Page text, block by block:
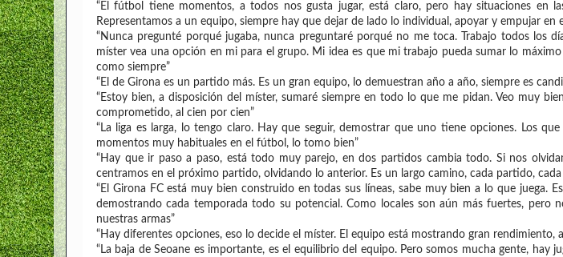
“El fútbol tiene momentos, a todos nos gusta jugar, está claro, pero hay situaciones en
Representamos a un equipo, siempre hay que dejar de lado lo individual, apoyar y empujar en
“Nunca pregunté porqué jugaba, nunca preguntaré porqué no me toca. Trabajo todos los
míster vea una opción en mi para el grupo. Mi idea es que mi trabajo pueda sumar lo
como siempre”
“El de Girona es un partido más. Es un gran equipo, lo demuestran año a año, siempre es
“Estoy bien, a disposición del míster, sumaré siempre en todo lo que me pidan. Veo muy
comprometido, al cien por cien”
“La liga es larga, lo tengo claro. Hay que seguir, demostrar que uno tiene opciones. Los
momentos muy habituales en el fútbol, lo tomo bien”
“Hay que ir paso a paso, está todo muy parejo, en dos partidos cambia todo. Si nos
centramos en el próximo partido, olvidando lo anterior. Es un largo camino, cada partido, cada
“El Girona FC está muy bien construido en todas sus líneas, sabe muy bien a lo que juega.
demostrando cada temporada todo su potencial. Como locales son aún más fuertes, pero
nuestras armas”
“Hay diferentes opciones, eso lo decide el míster. El equipo está mostrando gran rendimiento,
“La baja de Seoane es importante, es el equilibrio del equipo. Pero somos mucha gente, hay